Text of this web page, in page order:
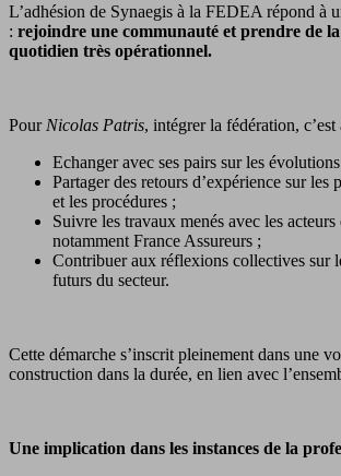
L’adhésion de Synaegis à la FEDEA répond à
: rejoindre une communauté et prendre de
quotidien très opérationnel.
Pour Nicolas Patris, intégrer la fédération,
Echanger avec ses pairs sur les
Partager des retours d’expérience sur les
et les procédures ;
Suivre les travaux menés avec les
notamment France Assureurs ;
Contribuer aux réflexions collectives sur
futurs du secteur.
Cette démarche s’inscrit pleinement dans une
construction dans la durée, en lien avec
Une implication dans les instances de la